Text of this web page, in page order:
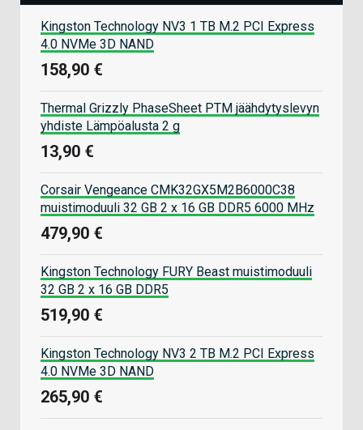
Kingston Technology NV3 1 TB M.2 PCI Express
4.0 NVMe 3D NAND
158,90 €
Thermal Grizzly PhaseSheet PTM jäähdytyslevyn
yhdiste Lämpöalusta 2 g
13,90 €
Corsair Vengeance CMK32GX5M2B6000C38
muistimoduuli 32 GB 2 x 16 GB DDR5 6000 MHz
479,90 €
Kingston Technology FURY Beast muistimoduuli
32 GB 2 x 16 GB DDR5
519,90 €
Kingston Technology NV3 2 TB M.2 PCI Express
4.0 NVMe 3D NAND
265,90 €